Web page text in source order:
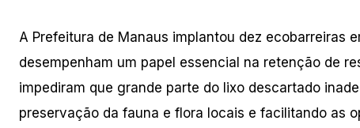
A Prefeitura de Manaus implantou dez ecobarreiras
desempenham um papel essencial na retenção de
impediram que grande parte do lixo descartado
preservação da fauna e flora locais e facilitando as